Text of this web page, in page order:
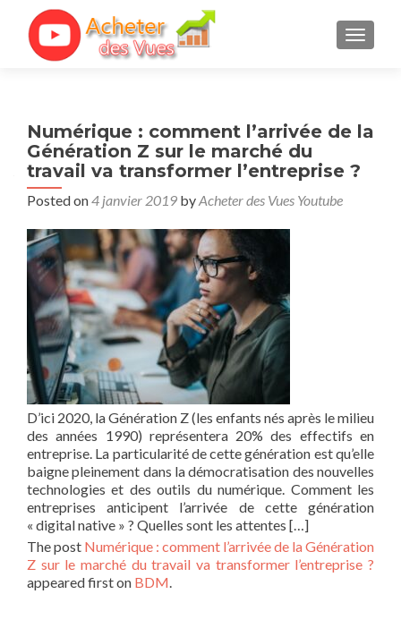
Numérique : comment l’arrivée de la
Génération Z sur le marché du
travail va transformer l’entreprise ?
Posted on4 janvier 2019 byAcheter des Vues Youtube
D’ici 2020, la Génération Z (les enfants nés après le milieu
des années 1990) représentera 20% des effectifs en
entreprise. La particularité de cette génération est qu’elle
baigne pleinement dans la démocratisation des nouvelles
technologies et des outils du numérique. Comment les
entreprises anticipent l’arrivée de cette génération
« digital native » ? Quelles sont les attentes […]
The post Numérique : comment l’arrivée de la Génération
Z sur le marché du travail va transformer l’entreprise ?
appeared first on BDM.